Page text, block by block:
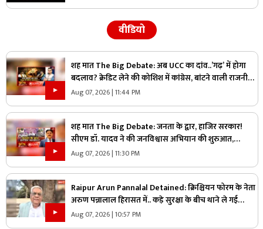
वीडियो
शह मात The Big Debate: अब UCC का दांव..’गढ़’ में होगा
बदलाव? क्रेडिट लेने की कोशिश में कांग्रेस, बांटने वाली राजनीति
पर क्या है सरकार का जवाब?
Aug 07, 2026 | 11:44 PM
शह मात The Big Debate: जनता के द्वार, हाजिर सरकार!
सीएम डॉ. यादव ने की जनविश्वास अभियान की शुरुआत,
जनविश्वास मुहीम से क्या मजबूत होगी जमीनी पकड़
Aug 07, 2026 | 11:30 PM
Raipur Arun Pannalal Detained: क्रिश्चियन फोरम के नेता
अरुण पन्नालाल हिरासत में.. कड़े सुरक्षा के बीच थाने ले गई
पुलिस, जानें क्या है आरोप
Aug 07, 2026 | 10:57 PM